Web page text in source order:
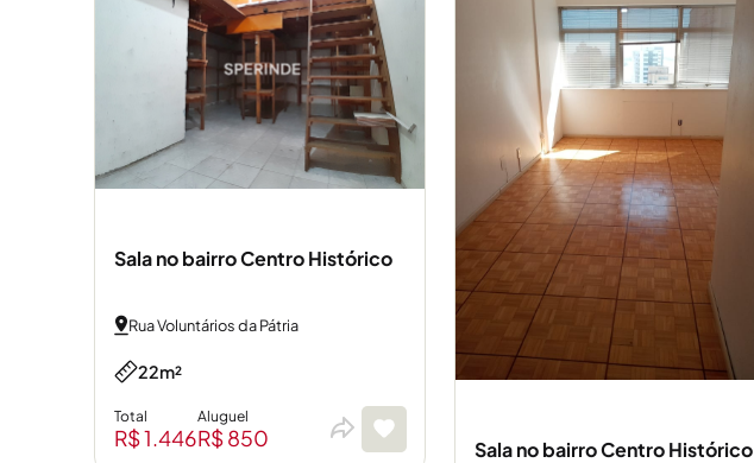
Sala no bairro Centro Histórico
Rua Voluntários da Pátria
22m²
Total
R$ 1.446
Aluguel
R$ 850 Sala no bairro Centro Histórico